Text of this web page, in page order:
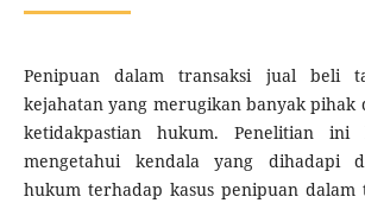
Penipuan dalam transaksi jual beli
kejahatan yang merugikan banyak pihak
ketidakpastian hukum. Penelitian
mengetahui kendala yang dihadapi
hukum terhadap kasus penipuan dalam